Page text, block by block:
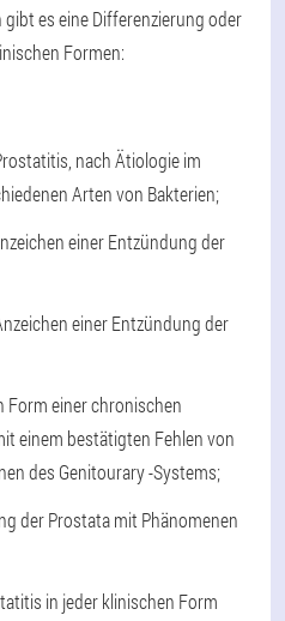
es eine Differenzierung oder
Formen:
nach Ätiologie im
Arten von Bakterien;
einer Entzündung der
einer Entzündung der
einer chronischen
einem bestätigten Fehlen von
des Genitourary -Systems;
der Prostata mit Phänomenen
in jeder klinischen Form